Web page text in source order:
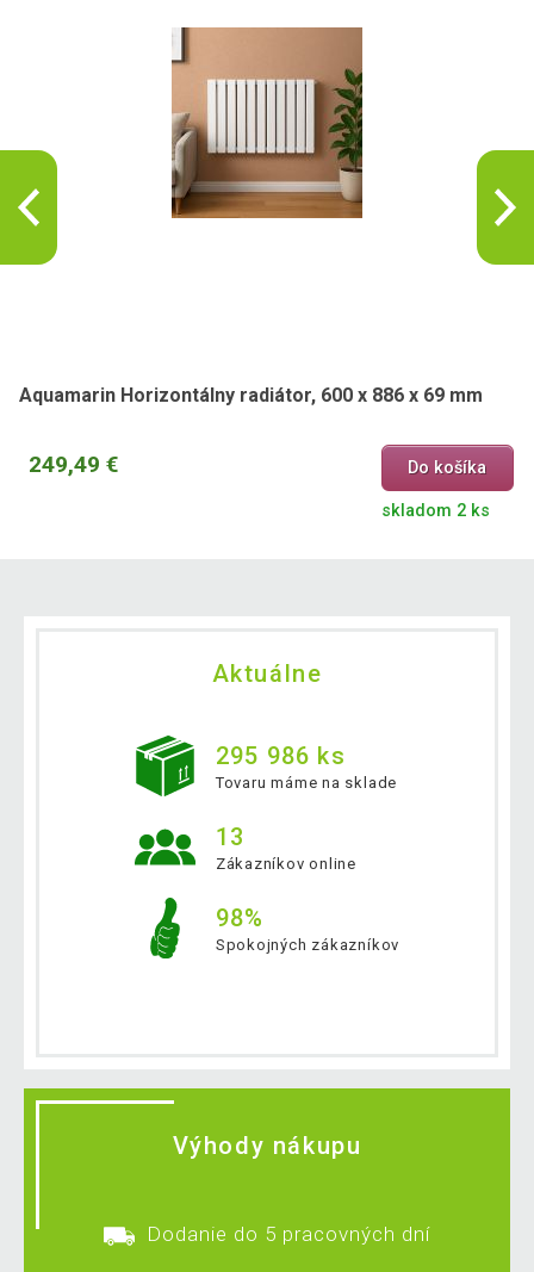
Aquamarin Horizontálny radiátor, 600 x 886 x 69 mm
249,49 € Do košíka
skladom 2 ks
Aktuálne
295 986 ks
Tovaru máme na sklade
13
Zákazníkov online
98%
Spokojných zákazníkov
Výhody nákupu
Dodanie do 5 pracovných dní